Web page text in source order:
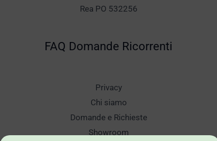
Rea PO 532256
FAQ Domande Ricorrenti
Privacy
Chi siamo
Domande e Richieste
Showroom